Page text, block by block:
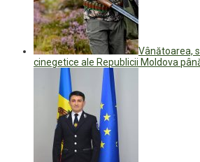
Vânătoarea,
cinegetice ale Republicii Moldova